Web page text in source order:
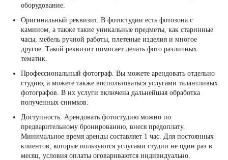
оборудование.
Оригинальный реквизит. В фотостудии есть фотозона с
камином, а также такие уникальные предметы, как старинные
часы, мебель ручной работы, плетеные изделия и многое
другое. Такой реквизит помогает делать фото различных
тематик.
Профессиональный фотограф. Вы можете арендовать отдельно
студию, а можете также воспользоваться услугами талантливых
фотографов. В их услуги включена дальнейшая обработка
полученных снимков.
Доступность. Арендовать фотостудию можно по
предварительному бронированию, внеся предоплату.
Минимальное время аренды составляет 1 час. Для постоянных
клиентов, которые пользуются услугами студии не один раз в
месяц, условия оплаты оговариваются индивидуально.